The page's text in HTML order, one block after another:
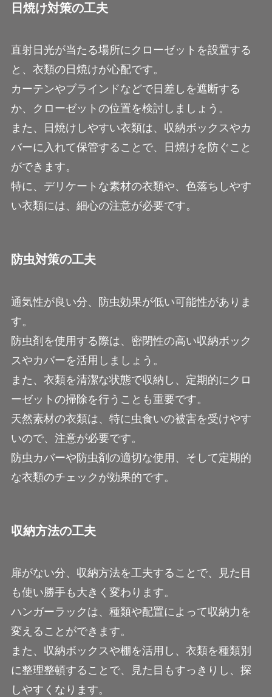
日焼け対策の工夫
直射日光が当たる場所にクローゼットを設置する
と、衣類の日焼けが心配です。
カーテンやブラインドなどで日差しを遮断する
か、クローゼットの位置を検討しましょう。
また、日焼けしやすい衣類は、収納ボックスやカ
バーに入れて保管することで、日焼けを防ぐこと
ができます。
特に、デリケートな素材の衣類や、色落ちしやす
い衣類には、細心の注意が必要です。
防虫対策の工夫
通気性が良い分、防虫効果が低い可能性がありま
す。
防虫剤を使用する際は、密閉性の高い収納ボック
スやカバーを活用しましょう。
また、衣類を清潔な状態で収納し、定期的にクロ
ーゼットの掃除を行うことも重要です。
天然素材の衣類は、特に虫食いの被害を受けやす
いので、注意が必要です。
防虫カバーや防虫剤の適切な使用、そして定期的
な衣類のチェックが効果的です。
収納方法の工夫
扉がない分、収納方法を工夫することで、見た目
も使い勝手も大きく変わります。
ハンガーラックは、種類や配置によって収納力を
変えることができます。
また、収納ボックスや棚を活用し、衣類を種類別
に整理整頓することで、見た目もすっきりし、探
しやすくなります。